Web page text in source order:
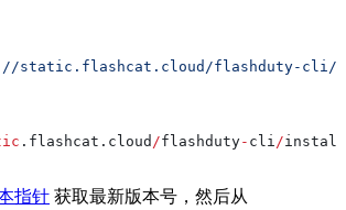
static.flashcat.cloud/flashduty-cli/
.flashcat.cloud /flashduty- cli/
指针 获取最新版本号，然后从